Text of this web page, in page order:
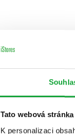
Tato webová
K personalizaci